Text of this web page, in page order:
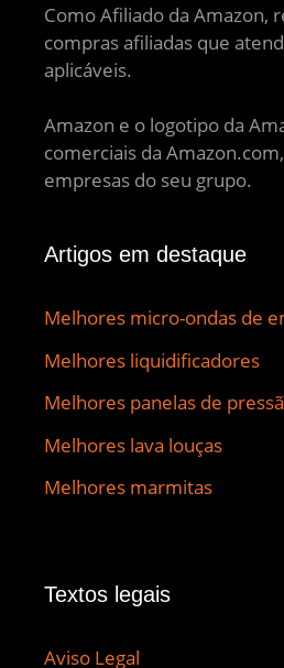
Como Afiliado da Amazon,
compras afiliadas que
aplicáveis.
Amazon e o logotipo da
comerciais da
empresas do seu grupo.
Artigos em destaque
Melhores micro-ondas de
Melhores liquidificadores
Melhores panelas de
Melhores lava louças
Melhores marmitas
Textos legais
Aviso Legal